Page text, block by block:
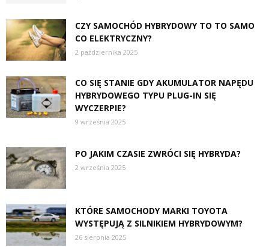
CZY SAMOCHÓD HYBRYDOWY TO TO SAMO
CO ELEKTRYCZNY?
2 października 2025
CO SIĘ STANIE GDY AKUMULATOR NAPĘDU
HYBRYDOWEGO TYPU PLUG-IN SIĘ
WYCZERPIE?
9 września 2025
PO JAKIM CZASIE ZWRÓCI SIĘ HYBRYDA?
2 września 2025
KTÓRE SAMOCHODY MARKI TOYOTA
WYSTĘPUJĄ Z SILNIKIEM HYBRYDOWYM?
26 sierpnia 2025